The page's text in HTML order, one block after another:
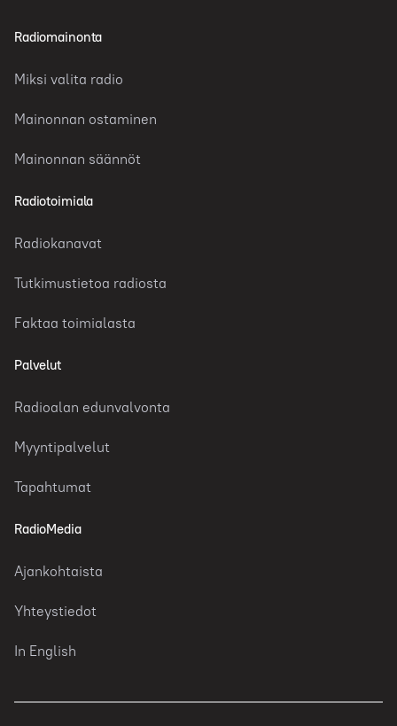
Radiomainonta
Miksi valita radio
Mainonnan ostaminen
Mainonnan säännöt
Radiotoimiala
Radiokanavat
Tutkimustietoa radiosta
Faktaa toimialasta
Palvelut
Radioalan edunvalvonta
Myyntipalvelut
Tapahtumat
RadioMedia
Ajankohtaista
Yhteystiedot
In English